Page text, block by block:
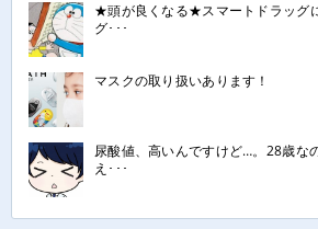
★頭が良くなる★スマートドラッグ
グ･･･
マスクの取り扱いあります！
尿酸値、高いんですけど…。28歳な
え･･･